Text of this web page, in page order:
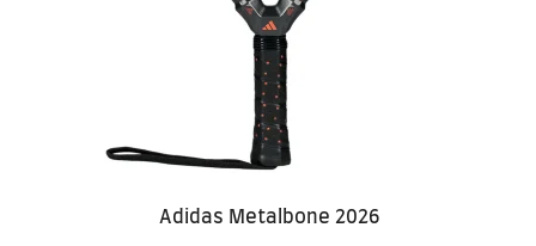
Adidas Metalbone 2026